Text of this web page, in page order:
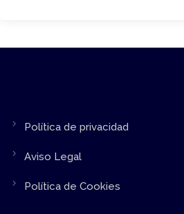
Política de privacidad
Aviso Legal
Política de Cookies